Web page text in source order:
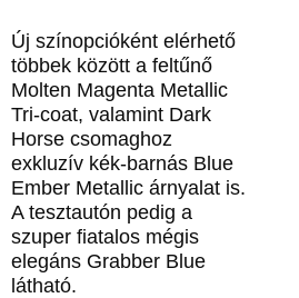
Új színopcióként elérhető
többek között a feltűnő
Molten Magenta Metallic
Tri‑coat, valamint Dark
Horse csomaghoz
exkluzív kék‑barnás Blue
Ember Metallic árnyalat is.
A tesztautón pedig a
szuper fiatalos mégis
elegáns Grabber Blue
látható.